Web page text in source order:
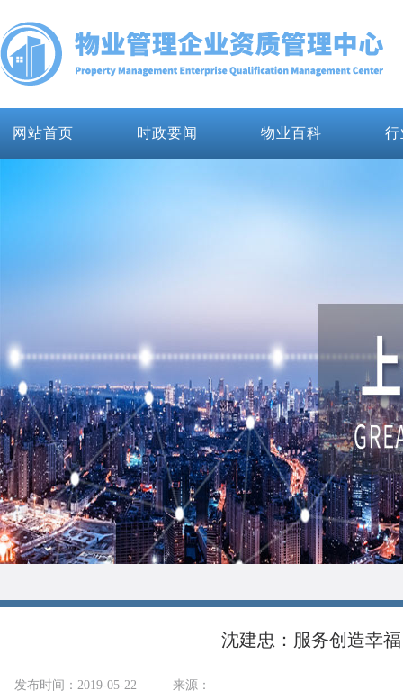
网站首页 时政要闻 物业百科 行
沈建忠：服务创造幸
发布时间：2019-05-22 来源：